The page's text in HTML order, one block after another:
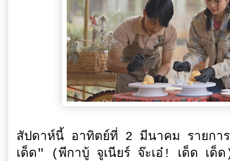
สัปดาห์นี้ อาทิตย์ที่ 2 มีนาคม รายกา
เด็ด" (พีกาบู้ จูเนียร์ จ๊ะเอ๋! เด็ด เด็